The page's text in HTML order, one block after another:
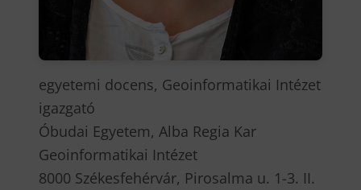
egyetemi docens, Geoinformatikai Intézet
igazgató
Óbudai Egyetem, Alba Regia Kar
Geoinformatikai Intézet
8000 Székesfehérvár, Pirosalma u. 1-3. II.